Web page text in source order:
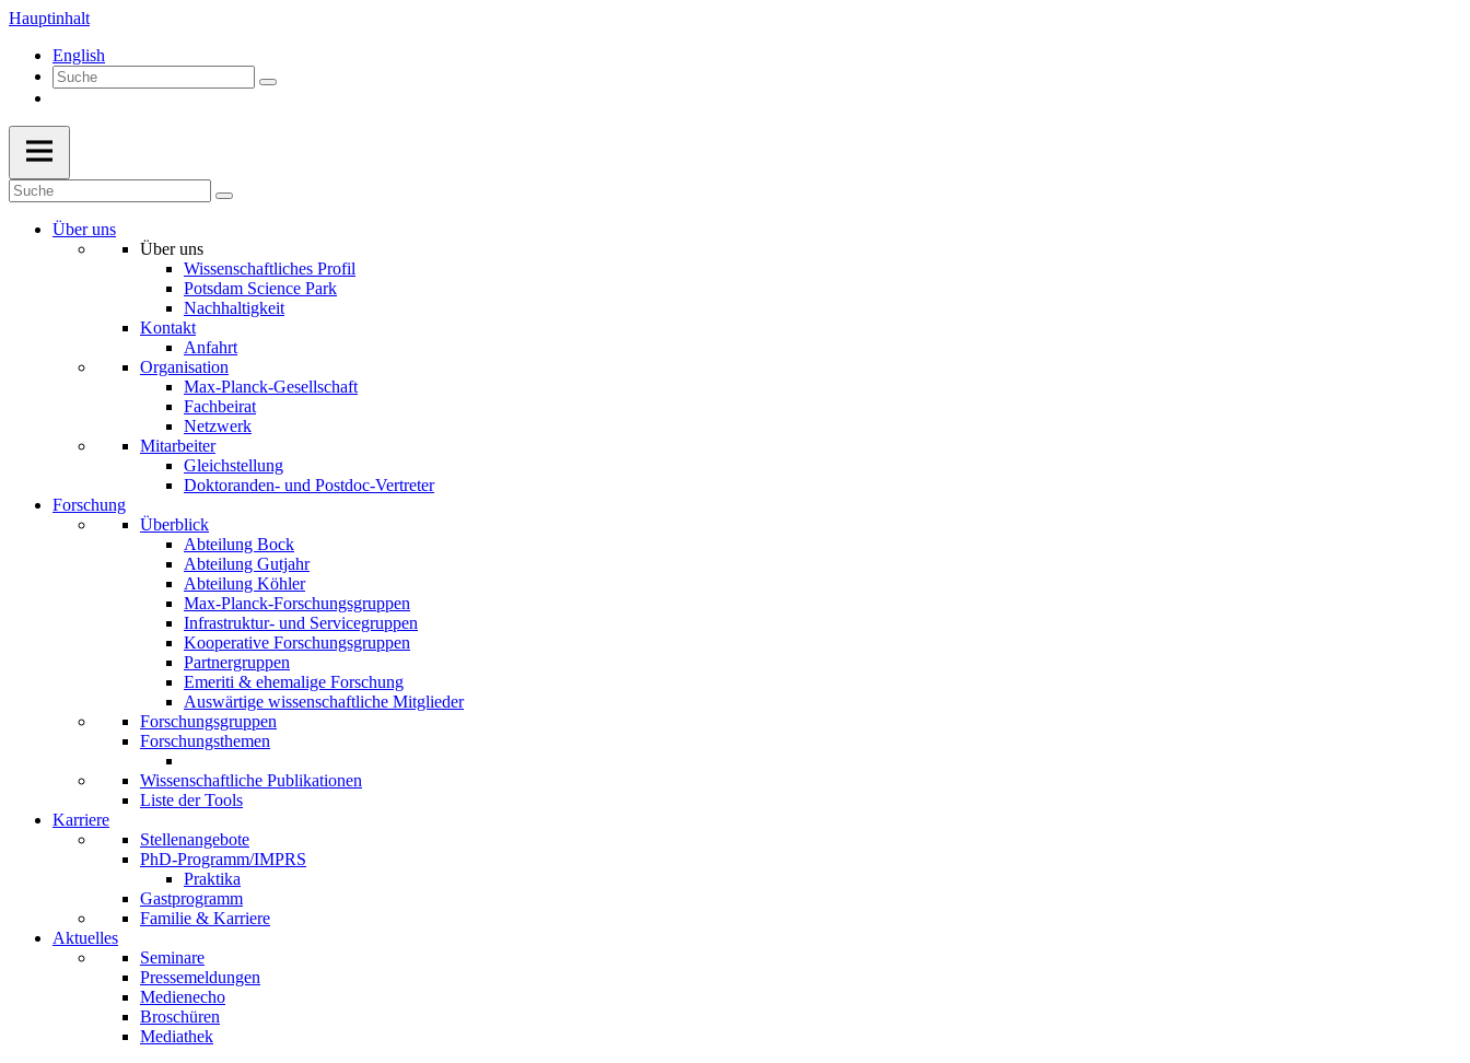
Hauptinhalt
English
Über uns
Über uns
Wissenschaftliches Profil
Potsdam Science Park
Nachhaltigkeit
Kontakt
Anfahrt
Organisation
Max-Planck-Gesellschaft
Fachbeirat
Netzwerk
Mitarbeiter
Gleichstellung
Doktoranden- und Postdoc-Vertreter
Forschung
Überblick
Abteilung Bock
Abteilung Gutjahr
Abteilung Köhler
Max-Planck-Forschungsgruppen
Infrastruktur- und Servicegruppen
Kooperative Forschungsgruppen
Partnergruppen
Emeriti & ehemalige Forschung
Auswärtige wissenschaftliche Mitglieder
Forschungsgruppen
Forschungsthemen
Wissenschaftliche Publikationen
Liste der Tools
Karriere
Stellenangebote
PhD-Programm/IMPRS
Praktika
Gastprogramm
Familie & Karriere
Aktuelles
Seminare
Pressemeldungen
Medienecho
Broschüren
Mediathek